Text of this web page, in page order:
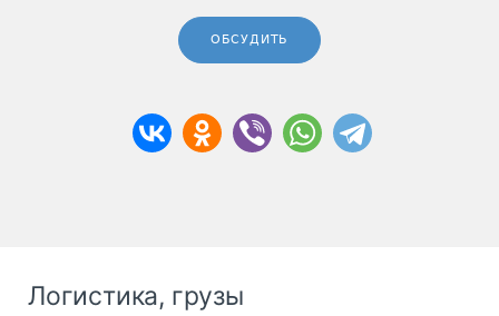
ОБСУДИТЬ
Логистика, грузы